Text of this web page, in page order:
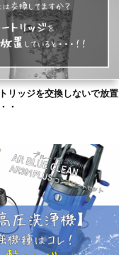
リッジを交換しないで放置
・